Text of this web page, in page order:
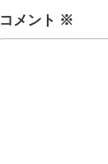
コメント ※